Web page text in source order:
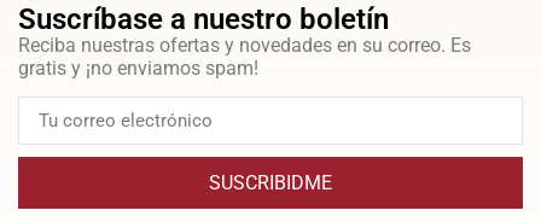
Suscríbase a nuestro boletín
Reciba nuestras ofertas y novedades en su correo. Es
gratis y ¡no enviamos spam!
SUSCRIBIDME